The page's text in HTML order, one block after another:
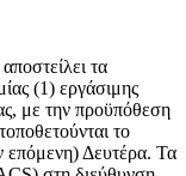
τα
(1) εργάσιμης
με την προϋπόθεση
το
επόμενη) Δευτέρα. Τα